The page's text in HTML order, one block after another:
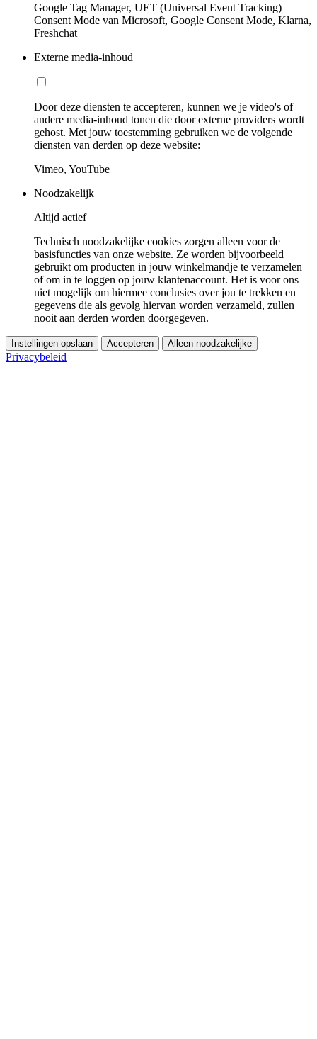
Google Tag Manager, UET (Universal Event Tracking)
Consent Mode van Microsoft, Google Consent Mode, Klarna,
Freshchat
Externe media-inhoud
Door deze diensten te accepteren, kunnen we je video's of
andere media-inhoud tonen die door externe providers wordt
gehost. Met jouw toestemming gebruiken we de volgende
diensten van derden op deze website:
Vimeo, YouTube
Noodzakelijk
Altijd actief
Technisch noodzakelijke cookies zorgen alleen voor de
basisfuncties van onze website. Ze worden bijvoorbeeld
gebruikt om producten in jouw winkelmandje te verzamelen
of om in te loggen op jouw klantenaccount. Het is voor ons
niet mogelijk om hiermee conclusies over jou te trekken en
gegevens die als gevolg hiervan worden verzameld, zullen
nooit aan derden worden doorgegeven.
Instellingen opslaan Accepteren Alleen noodzakelijke
Privacybeleid